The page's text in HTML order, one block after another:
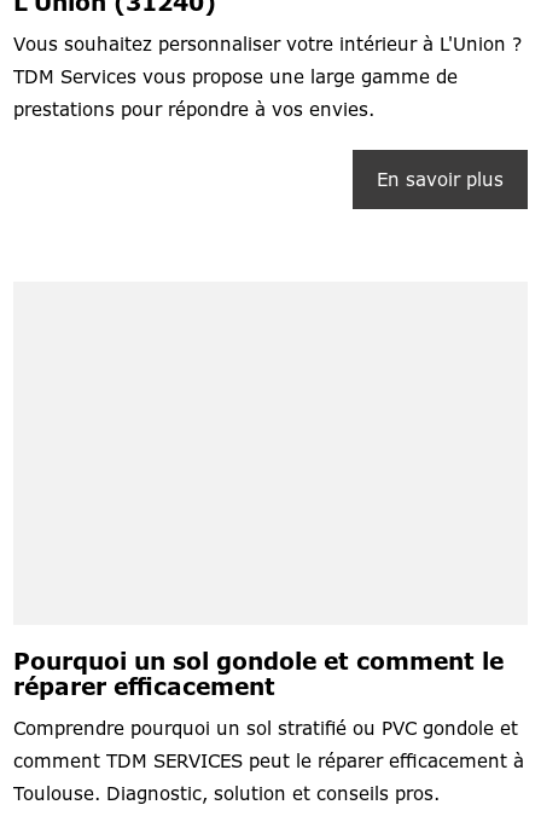
Vous souhaitez personnaliser votre intérieur à L'Union ?
TDM Services vous propose une large gamme de
prestations pour répondre à vos envies.
En savoir plus
Pourquoi un sol gondole et comment le
réparer efficacement
Comprendre pourquoi un sol stratifié ou PVC gondole et
comment TDM SERVICES peut le réparer efficacement à
Toulouse. Diagnostic, solution et conseils pros.